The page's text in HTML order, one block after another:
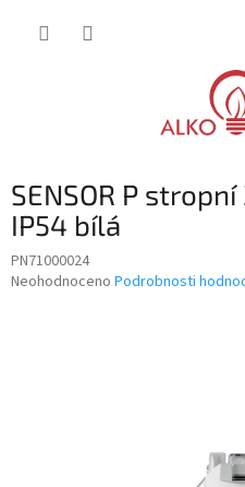
SENSOR P
IP54 bílá
PN71000024
Průměrné
Neohodnoceno Podrobnosti